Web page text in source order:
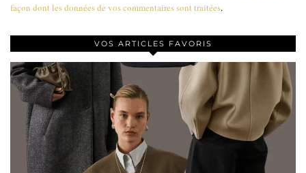
façon dont les données de vos commentaires sont traitées.
VOS ARTICLES FAVORIS